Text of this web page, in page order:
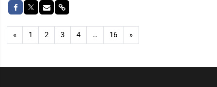
« 1 2 3 4 … 16 »